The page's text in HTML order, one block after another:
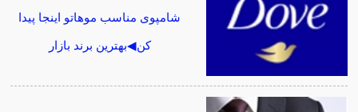
شامپوی مناسب موهاتو اینجا پیدا
کن◀بهترین برند بازار